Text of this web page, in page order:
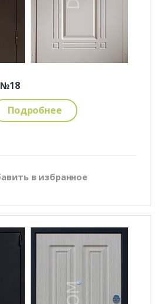
Подробнее
в избранное